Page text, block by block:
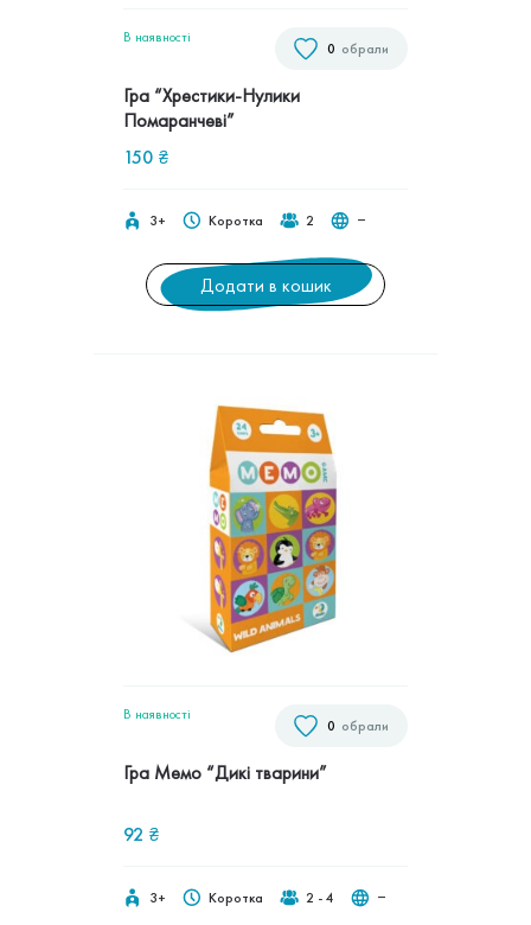
обрали
0
В наявностi
Гра “Хрестики-Нулики
Помаранчеві”
150 ₴
3+ Коротка 2 ‒
Додати в кошик
обрали
0
В наявностi
Гра Мемо “Дикі тварини”
92 ₴
3+ Коротка 2 - 4 ‒